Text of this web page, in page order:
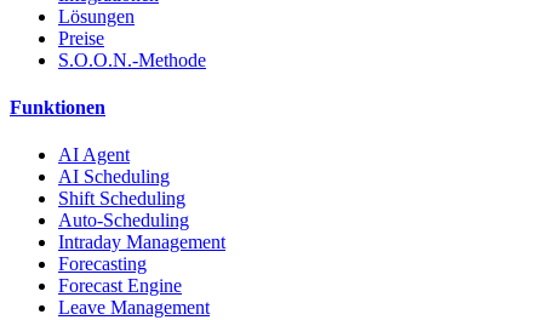
Lösungen
Preise
S.O.O.N.-Methode
Funktionen
AI Agent
AI Scheduling
Shift Scheduling
Auto-Scheduling
Intraday Management
Forecasting
Forecast Engine
Leave Management